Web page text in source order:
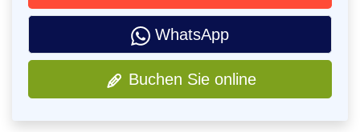
WhatsApp
Buchen Sie online